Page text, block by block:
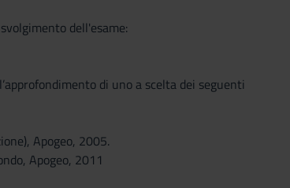
dell'esame:
di uno a scelta dei seguenti
Apogeo, 2005.
Apogeo, 2011